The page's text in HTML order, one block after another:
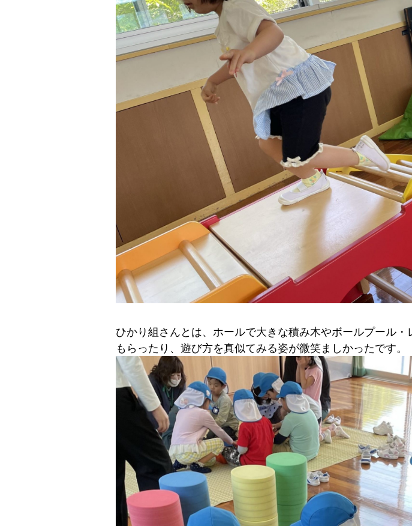
ひかり組さんとは、ホールで大きな積み木やボールプール
もらったり、遊び方を真似てみる姿が微笑ましかったです。